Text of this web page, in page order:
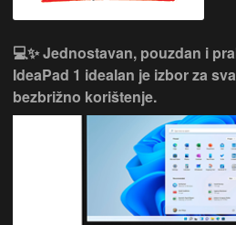
💻✨ Jednostavan, pouzdan i
IdeaPad 1 idealan je izbor za
bezbrižno korištenje.